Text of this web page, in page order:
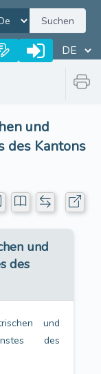
Suchen
und
des Kantons
und
des
und
des